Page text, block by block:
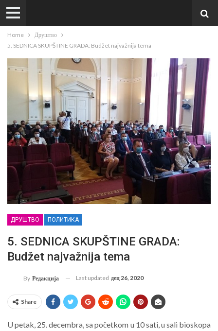
Home
Друштво
5. SEDNICA SKUPŠTINE GRADA: Budžet najvažnija tema
ДРУШТВО ПОЛИТИКА
5. SEDNICA SKUPŠTINE GRADA:
Budžet najvažnija tema
By Редакција Last updated дец 26, 2020
Share
U petak, 25. decembra, sa početkom u 10 sati, u sali bioskopa